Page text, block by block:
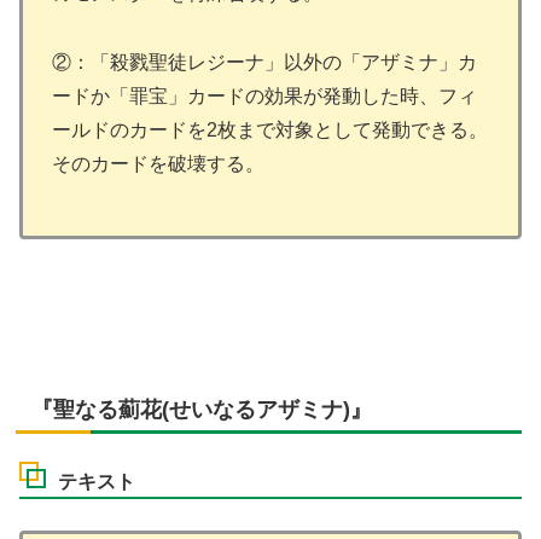
②：「殺戮聖徒レジーナ」以外の「アザミナ」カ
ードか「罪宝」カードの効果が発動した時、フィ
ールドのカードを2枚まで対象として発動できる。
そのカードを破壊する。
『聖なる薊花(せいなるアザミナ)』
テキスト